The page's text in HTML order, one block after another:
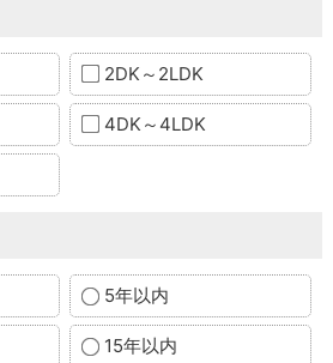
2DK～2LDK
4DK～4LDK
5年以内
15年以内